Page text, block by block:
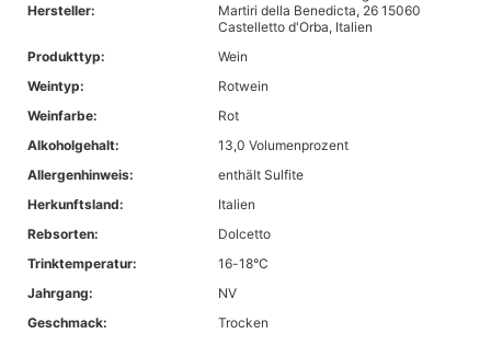
Hersteller:
Martiri della Benedicta, 26 15060
Castelletto d'Orba, Italien
Produkttyp:
Wein
Weintyp:
Rotwein
Weinfarbe:
Rot
Alkoholgehalt:
13,0 Volumenprozent
Allergenhinweis:
enthält Sulfite
Herkunftsland:
Italien
Rebsorten:
Dolcetto
Trinktemperatur:
16-18°C
Jahrgang:
NV
Geschmack:
Trocken